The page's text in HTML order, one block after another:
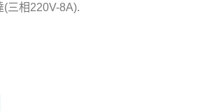
三相220V-8A).